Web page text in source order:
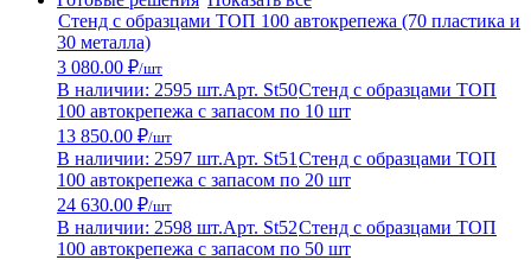
Стенд с образцами ТОП 100 автокрепежа (70 пластика и
30 металла)
3 080.00 ₽/шт
В наличии: 2595 шт.Арт. St50Стенд с образцами ТОП
100 автокрепежа с запасом по 10 шт
13 850.00 ₽/шт
В наличии: 2597 шт.Арт. St51 Стенд с образцами ТОП
100 автокрепежа с запасом по 20 шт
24 630.00 ₽/шт
В наличии: 2598 шт.Арт. St52Стенд с образцами ТОП
100 автокрепежа с запасом по 50 шт